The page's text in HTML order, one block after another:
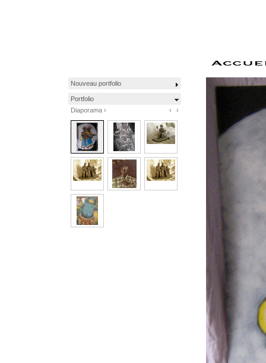
Nouveau portfolio
Portfolio
Diaporama ›
‹ ›